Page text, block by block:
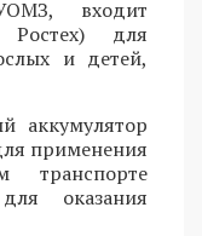
входит
для
и детей,
аккумулятор
применения
транспорте
оказания